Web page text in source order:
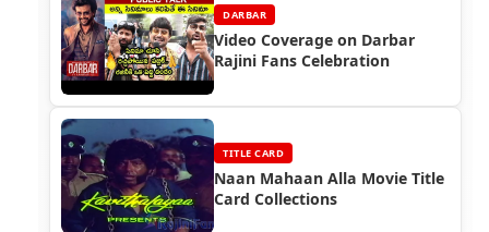
DARBAR
Video Coverage on Darbar
Rajini Fans Celebration
TITLE CARD
Naan Mahaan Alla Movie Title
Card Collections